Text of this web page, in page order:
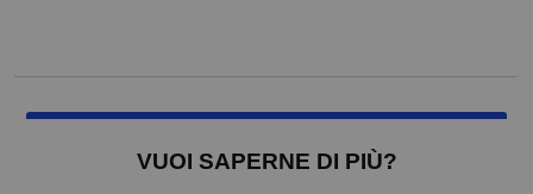
VUOI SAPERNE DI PIÙ?